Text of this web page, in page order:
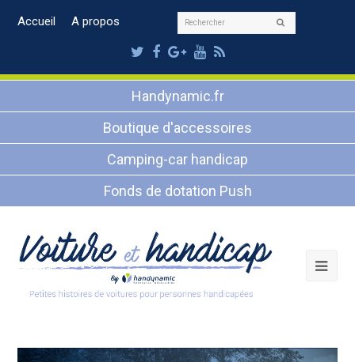
Accueil A propos Rechercher
Twitter
Facebook
Google
Plus
Youtube
RSS
Handynamic.fr
Boutique d'accessoires
Camping-car handicap
Fonds de dotation Push